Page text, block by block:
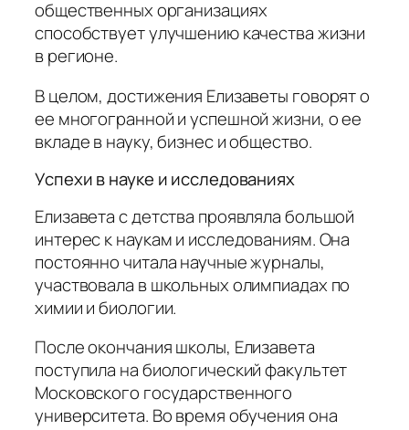
общественных организациях
способствует улучшению качества жизни
в регионе.
В целом, достижения Елизаветы говорят о
ее многогранной и успешной жизни, о ее
вкладе в науку, бизнес и общество.
Успехи в науке и исследованиях
Елизавета с детства проявляла большой
интерес к наукам и исследованиям. Она
постоянно читала научные журналы,
участвовала в школьных олимпиадах по
химии и биологии.
После окончания школы, Елизавета
поступила на биологический факультет
Московского государственного
университета. Во время обучения она